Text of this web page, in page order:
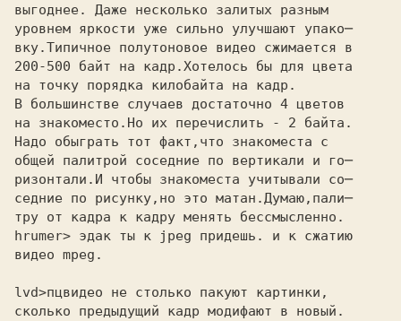
выгоднее. Даже несколько залитых разным
уровнем яркости уже сильно улучшают упако─
вку.Типичное полутоновое видео сжимается в
200-500 байт на кадр.Хотелось бы для цвета
на точку порядка килобайта на кадр.
В большинстве случаев достаточно 4 цветов
на знакоместо.Но их перечислить - 2 байта.
Надо обыграть тот факт,что знакоместа с
общей палитрой соседние по вертикали и го─
ризонтали.И чтобы знакоместа учитывали со─
седние по рисунку,но это матан.Думаю,пали─
тру от кадра к кадру менять бессмысленно.
hrumer> эдак ты к jpeg придешь. и к сжатию
видео mpeg.
lvd>
сколько предыдущий кадр модифают в новый.